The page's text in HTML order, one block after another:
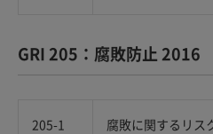
GRI 205：腐敗防止 2016
205-1 腐敗に関するリス